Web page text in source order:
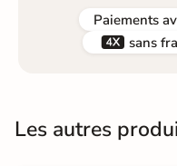
Paiements
 sans
Les autres